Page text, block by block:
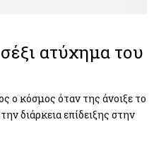
ατύχημα του
ο κόσμος όταν της άνοιξε το
διάρκεια επίδειξης στην